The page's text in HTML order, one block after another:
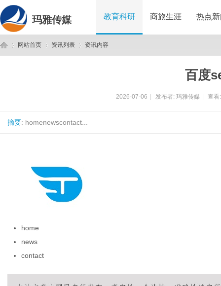
玛雅传媒 教育科研 商旅生涯 热点
网站首页 资讯列表 资讯内容
百度
2026-07-06 发布者: 玛雅传媒 查
摘要: homenewscontact...
home
news
contact